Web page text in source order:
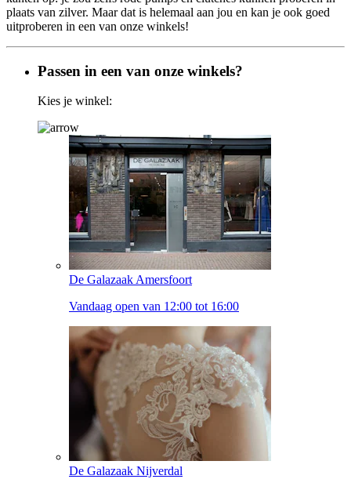
plaats van zilver. Maar dat is helemaal aan jou en kan je ook goed
uitproberen in een van onze winkels!
Passen in een van onze winkels?
Kies je winkel:
De Galazaak Amersfoort
Vandaag open van 12:00 tot 16:00
De Galazaak Nijverdal